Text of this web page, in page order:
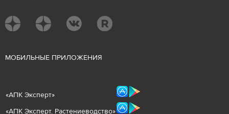
МОБИЛЬНЫЕ ПРИЛОЖЕНИЯ
«АПК Эксперт»
«АПК Эксперт. Растениеводство»